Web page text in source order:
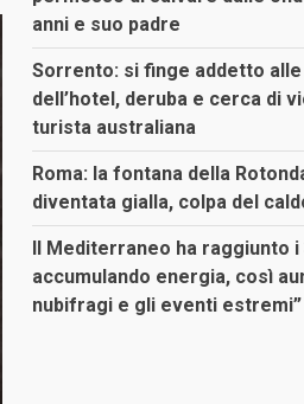
anni e suo padre
Sorrento: si finge addetto
dell’hotel, deruba e cerca di
turista australiana
Roma: la fontana della
diventata gialla, colpa del
Il Mediterraneo ha raggiunto i
accumulando energia, così
nubifragi e gli eventi estremi”